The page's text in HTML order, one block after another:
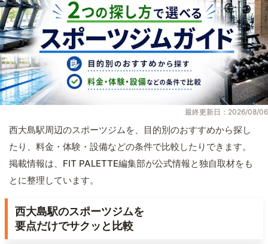
最終更新日：2026/08/06
西大島駅周辺のスポーツジムを、目的別のおすすめから探し
たり、料金・体験・設備などの条件で比較したりできます。
掲載情報は、FIT PALETTE編集部が公式情報と独自取材をも
とに整理しています。
西大島駅のスポーツジムを
要点だけでサクッと比較